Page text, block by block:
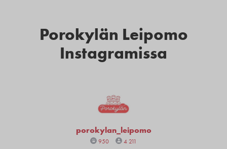
Porokylän Leipomo
Instagramissa
porokylan_leipomo
950 4 211